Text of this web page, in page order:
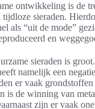
ontwikkeling is de
tijdloze sieraden.
als “uit de mode”
en
sieraden is
namelijk een
er vaak
is de winning van
zijn er vaak